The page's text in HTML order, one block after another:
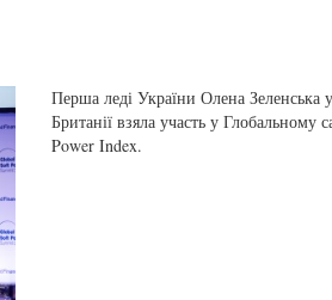
Перша леді України Олена Зеленська
Британії взяла участь у Глобальному
Power Index.